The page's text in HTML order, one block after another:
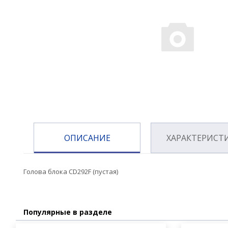
ОПИСАНИЕ
Голова блока CD292F (пустая)
Популярные в разделе